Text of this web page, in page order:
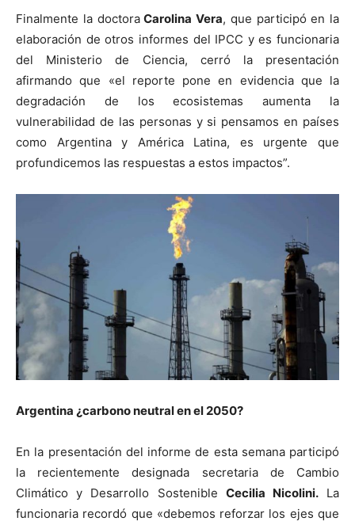
Finalmente la doctoraCarolina Vera, que participó en la
elaboración de otros informes del IPCC y es funcionaria
del Ministerio de Ciencia, cerró la presentación
afirmando que «el reporte pone en evidencia que la
degradación de los ecosistemas aumenta la
vulnerabilidad de las personas y si pensamos en países
como Argentina y América Latina, es urgente que
profundicemos las respuestas a estos impactos”.
Argentina ¿carbono neutral en el 2050?
En la presentación del informe de esta semana participó
la recientemente designada secretaria de Cambio
Climático y Desarrollo Sostenible Cecilia Nicolini.La
funcionaria recordó que «debemos reforzar los ejes que